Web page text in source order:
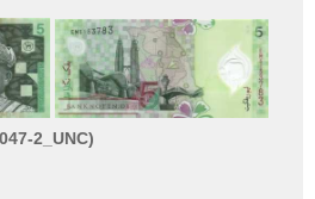
2_UNC)